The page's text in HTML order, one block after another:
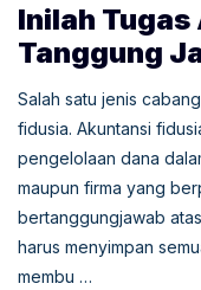
Inilah
Tanggung
Salah satu jenis
fidusia. Akuntansi
pengelolaan dana
maupun firma yang
bertanggungjawab
harus menyimpan
membu …